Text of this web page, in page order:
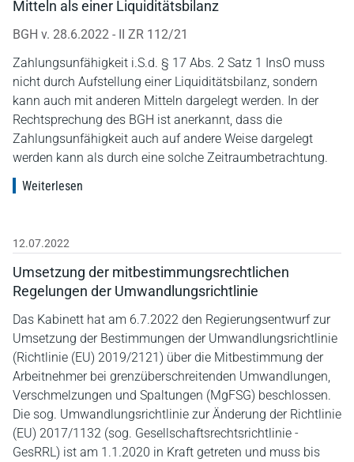
Mitteln als einer Liquiditätsbilanz
BGH v. 28.6.2022 - II ZR 112/21
Zahlungsunfähigkeit i.S.d. § 17 Abs. 2 Satz 1 InsO muss
nicht durch Aufstellung einer Liquiditätsbilanz, sondern
kann auch mit anderen Mitteln dargelegt werden. In der
Rechtsprechung des BGH ist anerkannt, dass die
Zahlungsunfähigkeit auch auf andere Weise dargelegt
werden kann als durch eine solche Zeitraumbetrachtung.
Weiterlesen
12.07.2022
Umsetzung der mitbestimmungsrechtlichen
Regelungen der Umwandlungsrichtlinie
Das Kabinett hat am 6.7.2022 den Regierungsentwurf zur
Umsetzung der Bestimmungen der Umwandlungsrichtlinie
(Richtlinie (EU) 2019/2121) über die Mitbestimmung der
Arbeitnehmer bei grenzüberschreitenden Umwandlungen,
Verschmelzungen und Spaltungen (MgFSG) beschlossen.
Die sog. Umwandlungsrichtlinie zur Änderung der Richtlinie
(EU) 2017/1132 (sog. Gesellschaftsrechtsrichtlinie -
GesRRL) ist am 1.1.2020 in Kraft getreten und muss bis